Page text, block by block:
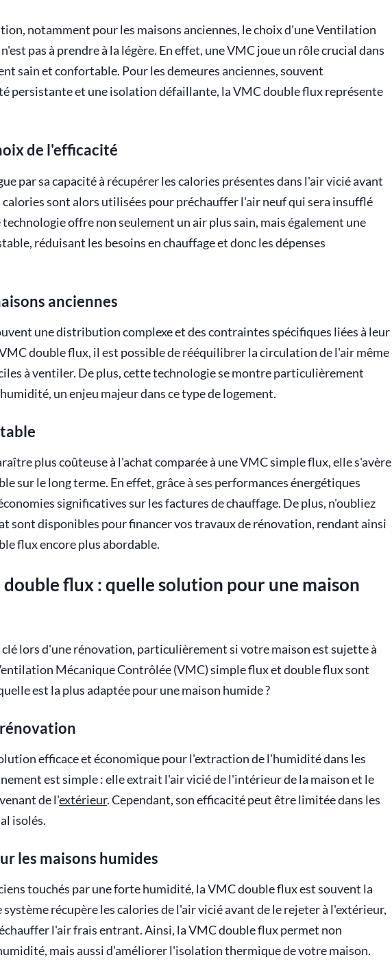
notamment pour les maisons anciennes, le choix d'une Ventilation
pas à prendre à la légère. En effet, une VMC joue un rôle crucial dans
sain et confortable. Pour les demeures anciennes, souvent
persistante et une isolation défaillante, la VMC double flux représente
de l'efficacité
par sa capacité à récupérer les calories présentes dans l'air vicié avant
calories sont alors utilisées pour préchauffer l'air neuf qui sera insufflé
offre non seulement un air plus sain, mais également une
réduisant les besoins en chauffage et donc les dépenses
anciennes
une distribution complexe et des contraintes spécifiques liées à leur
double flux, il est possible de rééquilibrer la circulation de l'air même
à ventiler. De plus, cette technologie se montre particulièrement
un enjeu majeur dans ce type de logement.
plus coûteuse à l'achat comparée à une VMC simple flux, elle s'avère
sur le long terme. En effet, grâce à ses performances énergétiques
significatives sur les factures de chauffage. De plus, n'oubliez
sont disponibles pour financer vos travaux de rénovation, rendant ainsi
flux encore plus abordable.
flux : quelle solution pour une maison
lors d'une rénovation, particulièrement si votre maison est sujette à
Mécanique Contrôlée (VMC) simple flux et double flux sont
est la plus adaptée pour une maison humide ?
efficace et économique pour l'extraction de l'humidité dans les
est simple : elle extrait l'air vicié de l'intérieur de la maison et le
de l'extérieur. Cependant, son efficacité peut être limitée dans les
isolés.
les maisons humides
touchés par une forte humidité, la VMC double flux est souvent la
récupère les calories de l'air vicié avant de le rejeter à l'extérieur,
l'air frais entrant. Ainsi, la VMC double flux permet non
mais aussi d'améliorer l'isolation thermique de votre maison.